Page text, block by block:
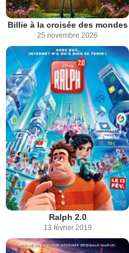
Billie à la croisée des mondes
25 novembre 2026
Ralph 2.0
13 février 2019